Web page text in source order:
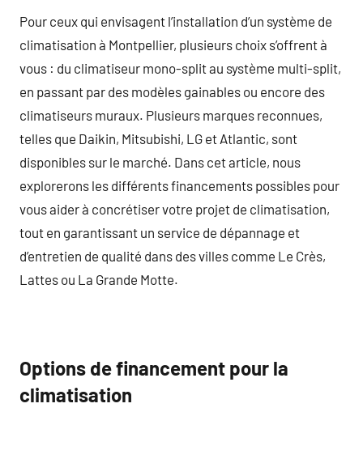
Pour ceux qui envisagent l’installation d’un système de
climatisation à Montpellier, plusieurs choix s’offrent à
vous : du climatiseur mono-split au système multi-split,
en passant par des modèles gainables ou encore des
climatiseurs muraux. Plusieurs marques reconnues,
telles que Daikin, Mitsubishi, LG et Atlantic, sont
disponibles sur le marché. Dans cet article, nous
explorerons les différents financements possibles pour
vous aider à concrétiser votre projet de climatisation,
tout en garantissant un service de dépannage et
d’entretien de qualité dans des villes comme Le Crès,
Lattes ou La Grande Motte.
Options de financement pour la
climatisation